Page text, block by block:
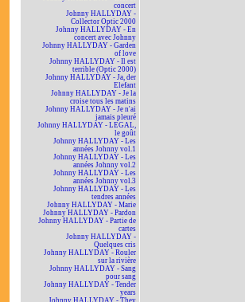
concert
Johnny HALLYDAY -
Collector Optic 2000
Johnny HALLYDAY - En
concert avec Johnny
Johnny HALLYDAY - Garden
of love
Johnny HALLYDAY - Il est
terrible (Optic 2000)
Johnny HALLYDAY - Ja, der
Elefant
Johnny HALLYDAY - Je la
croise tous les matins
Johnny HALLYDAY - Je n'ai
jamais pleuré
Johnny HALLYDAY - LEGAL,
le goût
Johnny HALLYDAY - Les
années Johnny vol.1
Johnny HALLYDAY - Les
années Johnny vol.2
Johnny HALLYDAY - Les
années Johnny vol.3
Johnny HALLYDAY - Les
tendres années
Johnny HALLYDAY - Marie
Johnny HALLYDAY - Pardon
Johnny HALLYDAY - Partie de
cartes
Johnny HALLYDAY -
Quelques cris
Johnny HALLYDAY - Rouler
sur la rivière
Johnny HALLYDAY - Sang
pour sang
Johnny HALLYDAY - Tender
years
Johnny HALLYDAY - They